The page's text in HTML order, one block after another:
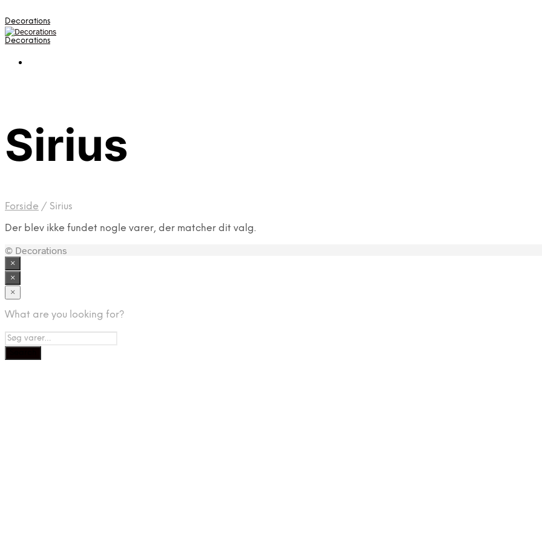
Decorations
Decorations
Sirius
Forside / Sirius
Der blev ikke fundet nogle varer, der matcher dit valg.
© Decorations
×
×
×
What are you looking for?